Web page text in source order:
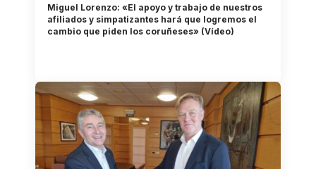
Miguel Lorenzo: «El apoyo y trabajo de nuestros
afiliados y simpatizantes hará que logremos el
cambio que piden los coruñeses» (Vídeo)